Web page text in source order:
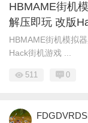
HBMAME街机
解压即玩 改版
HBMAME街机模拟
Hack街机游戏 ...
511 0